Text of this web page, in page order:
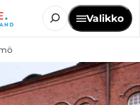
Valikko